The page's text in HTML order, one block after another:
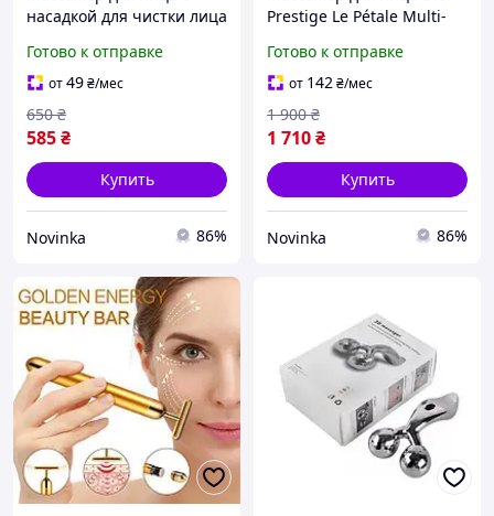
насадкой для чистки лица
Готово к отправке
от49₴/мес
585₴
650 ₴
Купить
Novinka 86%
Prestige Le Pétale Multi-
Готово к отправке
от 142₴/мес
1 710₴
1 900 ₴
Купить
Novinka 86%